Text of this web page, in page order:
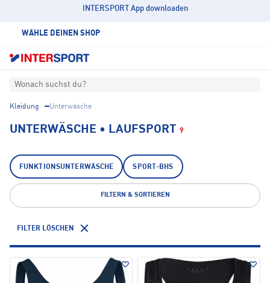
INTERSPORT App downloaden
WÄHLE DEINEN SHOP
Wonach suchst du?
Kleidung Unterwäsche
UNTERWÄSCHE • LAUFSPORT 9
FUNKTIONSUNTERWÄSCHE SPORT-BHS
FILTERN & SORTIEREN
FILTER LÖSCHEN